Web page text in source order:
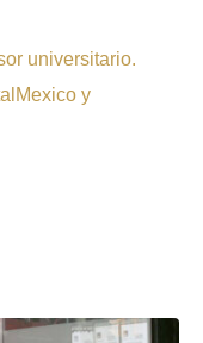
universitario.
y